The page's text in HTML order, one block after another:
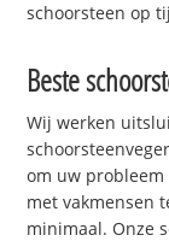
schoorsteen op
Beste
Wij werken
om uw probleem
met vakmensen
minimaal. Onze